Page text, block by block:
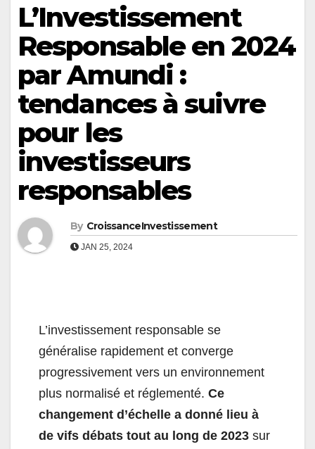
L’Investissement
Responsable en 2024
par Amundi :
tendances à suivre
pour les
investisseurs
responsables
By CroissanceInvestissement
JAN 25, 2024
L’investissement responsable se
généralise rapidement et converge
progressivement vers un environnement
plus normalisé et réglementé. Ce
changement d’échelle a donné lieu à
de vifs débats tout au long de 2023 sur